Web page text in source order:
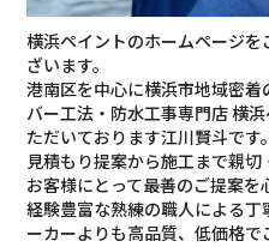
横浜ペイントのホームページ
ざいます。
港南区を中心に横浜市地域密
バー工法・防水工事専門店 横
ただいております江川賢斗です。
見積もり提案から施工まで親切
お客様にとって最善のご提案を
経験豊富な熟練の職人による
ーカーよりも高品質、低価格